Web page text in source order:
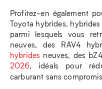
Profitez-en également
Toyota hybrides,
parmi lesquels vous
neuves, des RAV4
hybrides neuves, des
2026, idéals pour
carburant sans